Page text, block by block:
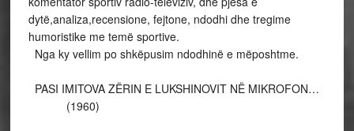
dytë,analiza,recensione, fejtone, ndodhi dhe tregime
humoristike me temë sportive.
Nga ky vellim po shkëpusim ndodhinë e mëposhtme.
PASI IMITOVA ZËRIN E LUKSHINOVIT NË MIKROFON…
(1960)